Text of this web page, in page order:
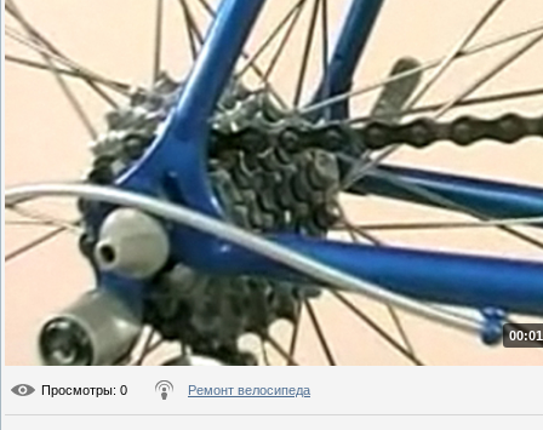
Просмотры: 0 Ремонт велосипеда